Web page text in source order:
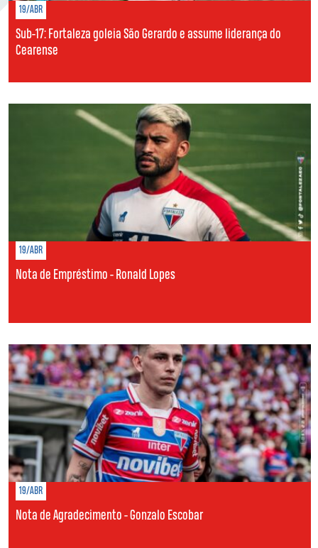
19/ABR
Sub-17: Fortaleza goleia São Gerardo e assume liderança do
Cearense
19/ABR
Nota de Empréstimo - Ronald Lopes
19/ABR
Nota de Agradecimento - Gonzalo Escobar